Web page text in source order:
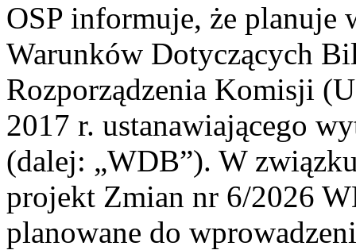
OSP informuje, że planuje
Warunków Dotyczących
Rozporządzenia Komisji
2017 r. ustanawiającego
(dalej: „WDB”). W
projekt Zmian nr 6/2026
planowane do